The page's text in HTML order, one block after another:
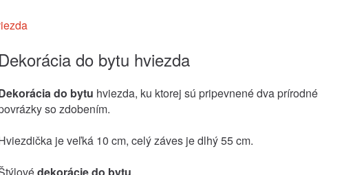
Dekorácia do bytu hviezda
do bytu hviezda, ku ktorej sú pripevnené dva prírodné
so zdobením.
je veľká 10 cm, celý záves je dlhý 55 cm.